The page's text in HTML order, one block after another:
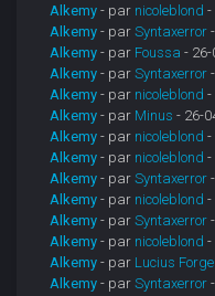
Alkemy - par nicoleblond -
Alkemy - parSyntaxerror
Alkemy - par Foussa - 26-
Alkemy - parSyntaxerror
Alkemy - par nicoleblond -
Alkemy - par Minus - 26-
Alkemy - par nicoleblond -
Alkemy - par nicoleblond -
Alkemy - parSyntaxerror
Alkemy - par nicoleblond -
Alkemy - parSyntaxerror
Alkemy - par nicoleblond -
Alkemy - par Lucius
Alkemy - parSyntaxerror